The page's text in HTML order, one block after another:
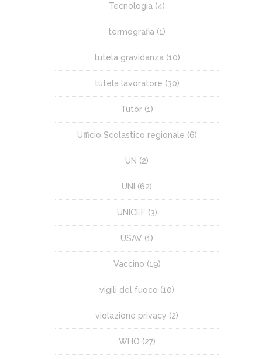
Tecnologia (4)
termografia (1)
tutela gravidanza(10)
tutela lavoratore (30)
Tutor (1)
Ufficio Scolastico regionale (6)
UN (2)
UNI (62)
UNICEF(3)
USAV (1)
Vaccino (19)
vigili del fuoco (10)
violazione privacy (2)
WHO (27)